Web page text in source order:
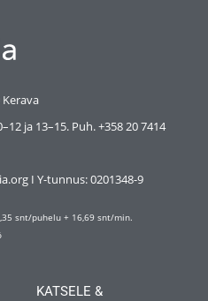
ja 13–15. Puh. +358 20 7414
I Y-tunnus:0201348-9
snt/puhelu + 16,69 snt/min.
KATSELE &